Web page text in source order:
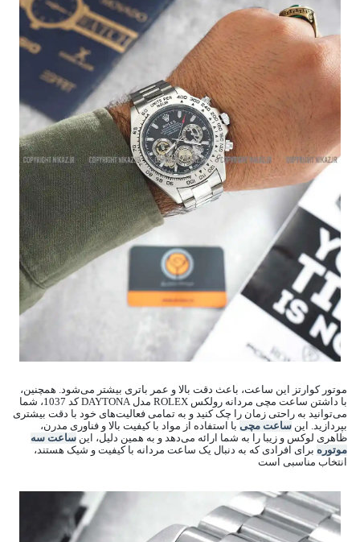
موتور کوارتز این ساعت، باعث دقت بالا و عمر باتری بیشتر می‌شود. همچنین،
با داشتن ساعت مچی مردانه رولکس ROLEX مدل DAYTONA کد 1037، شما
می‌توانید به راحتی زمان را چک کنید و به تمامی فعالیت‌های خود با دقت بیشتری
بپردازید. این ساعت مچی با استفاده از مواد با کیفیت بالا و فناوری مدرن،
ظاهری لوکس و زیبا را به شما ارائه می‌دهد و به همین دلیل، این ساعت سه
موتوره برای افرادی که به دنبال یک ساعت مردانه با کیفیت و شیک هستند،
انتخاب مناسبی است